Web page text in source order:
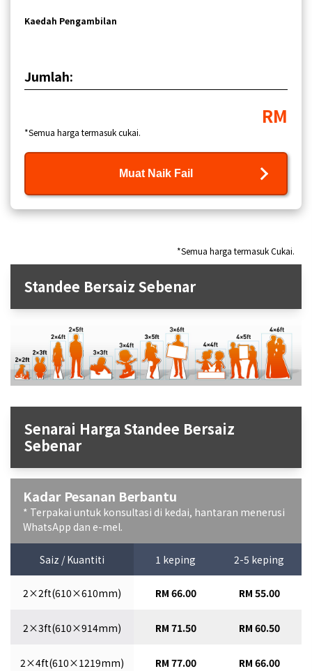
Kaedah Pengambilan
Jumlah:
RM
*Semua harga termasuk cukai.
Muat Naik Fail
*Semua harga termasuk Cukai.
Standee Bersaiz Sebenar
Senarai Harga Standee Bersaiz
Sebenar
Kadar Pesanan Berbantu
* Terpakai untuk konsultasi di kedai, hantaran menerusi
WhatsApp dan e-mel.
Saiz / Kuantiti 1 keping 2-5 keping
2×2ft(610×610mm) RM 66.00 RM 55.00
2×3ft(610×914mm) RM 71.50 RM 60.50
2×4ft(610×1219mm) RM 77.00 RM 66.00